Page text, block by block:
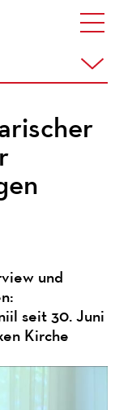
und
seit 30. Juni
Kirche